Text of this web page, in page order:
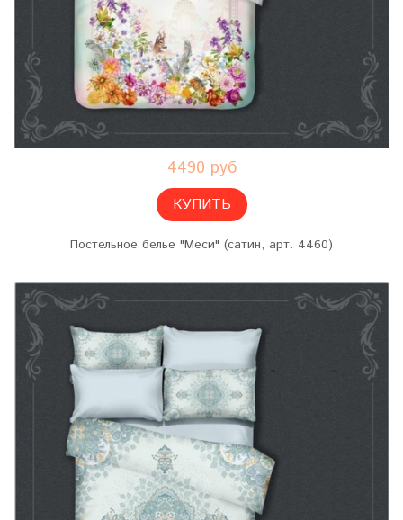
4490 руб
КУПИТЬ
Постельное белье "Меси" (сатин, арт. 4460)